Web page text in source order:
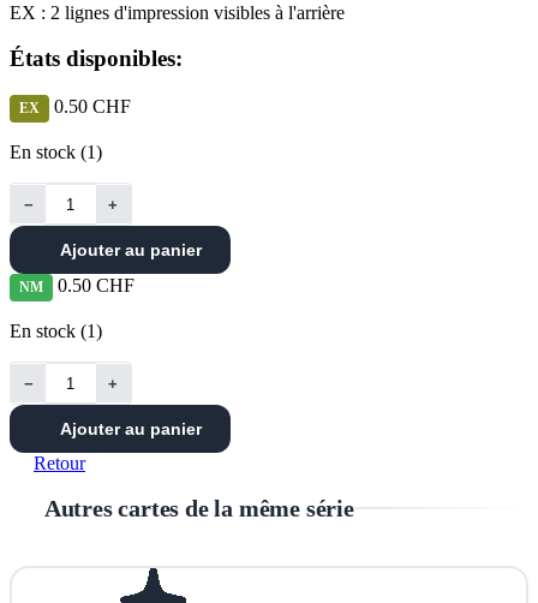
EX : 2 lignes d'impression visibles à l'arrière
États disponibles:
EX 0.50 CHF
En stock (1)
− +
Ajouter au panier
NM 0.50 CHF
En stock (1)
− +
Ajouter au panier
Retour
Autres cartes de la même série